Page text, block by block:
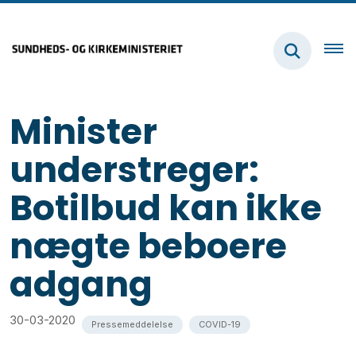
Minister
understreger:
Botilbud kan ikke
nægte beboere
adgang
30-03-2020 Pressemeddelelse COVID-19